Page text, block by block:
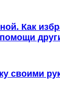
Как
своими